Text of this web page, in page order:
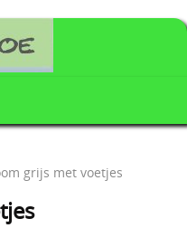
grijs met voetjes